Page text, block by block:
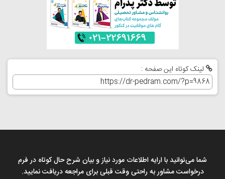
لینک کوتاه این صفحه :
شما می‌توانید با ارایه اطلاعات مورد نیاز و بیان شرح حال کوتاه در فرم
درخواست مشاور به راحتی وقت قبلی برای مراجعه دریافت نمایید.